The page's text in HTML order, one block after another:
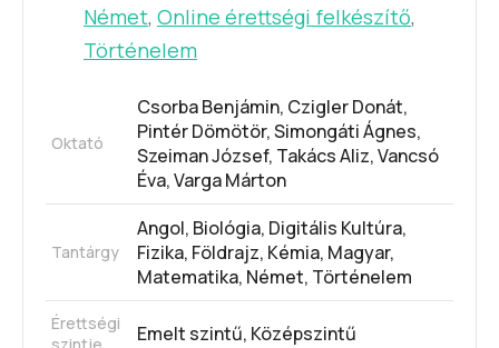
Német, Online érettségi felkészítő,
Történelem
Oktató
Csorba Benjámin, Czigler Donát,
Pintér Dömötör,Simongáti Ágnes,
Szeiman József, Takács Aliz,Vancsó
Éva,Varga Márton
Tantárgy
Angol, Biológia, Digitális Kultúra,
Fizika, Földrajz, Kémia, Magyar,
Matematika, Német, Történelem
Érettségi
Emelt szintű, Középszintű